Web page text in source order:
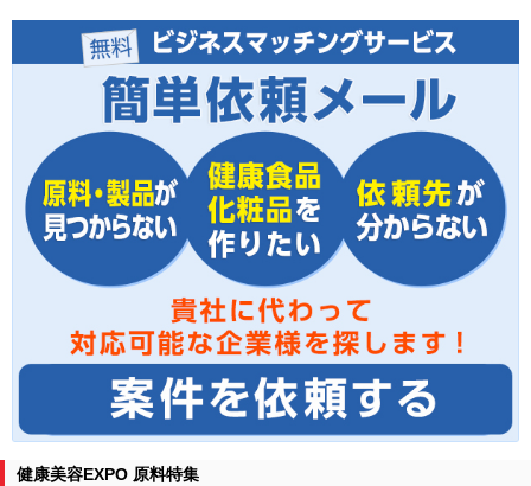
健康美容EXPO 原料特集